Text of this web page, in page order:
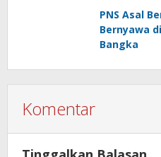
PNS Asal
Bernyawa
Bangka
Komentar